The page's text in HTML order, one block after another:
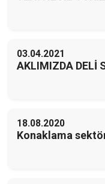
03.04.2021
AKLIMIZDA DELİ
18.08.2020
Konaklama